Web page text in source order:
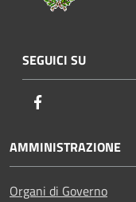
SEGUICI SU
AMMINISTRAZIONE
Organi di Governo